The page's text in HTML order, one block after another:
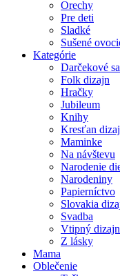
Orechy
Pre deti
Sladké
Sušené
Kategórie
Darčekové
Folk dizajn
Hračky
Jubileum
Knihy
Kresťan
Maminke
Na návštevu
Narodenie
Narodeniny
Papierníctvo
Slovakia
Svadba
Vtipný dizajn
Z lásky
Mama
Oblečenie